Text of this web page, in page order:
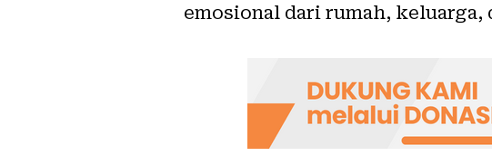
emosional dari rumah, keluarga,